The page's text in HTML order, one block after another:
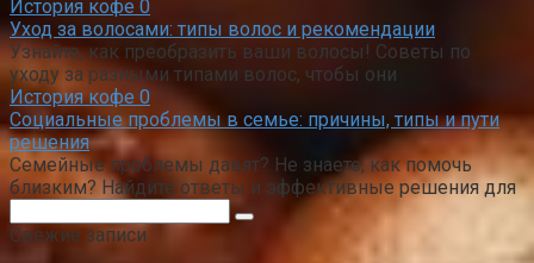
История кофе 0
Уход за волосами: типы волос и рекомендации
Узнайте, как преобразить ваши волосы! Советы по
уходу за разными типами волос, чтобы они
История кофе 0
Социальные проблемы в семье: причины, типы и пути
решения
Семейные проблемы давят? Не знаете, как помочь
близким? Найдите ответы и эффективные решения для
Свежие записи